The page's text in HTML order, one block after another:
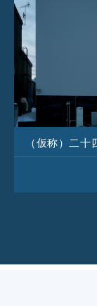
（仮称）二十